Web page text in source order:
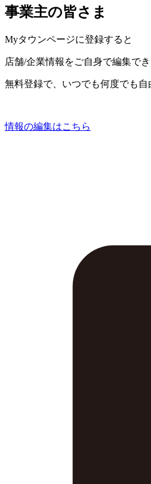
事業主の皆さま
Myタウンページに登録すると
店舗/企業情報をご自身で編集で
無料登録で、いつでも何度でも自
情報の編集はこちら